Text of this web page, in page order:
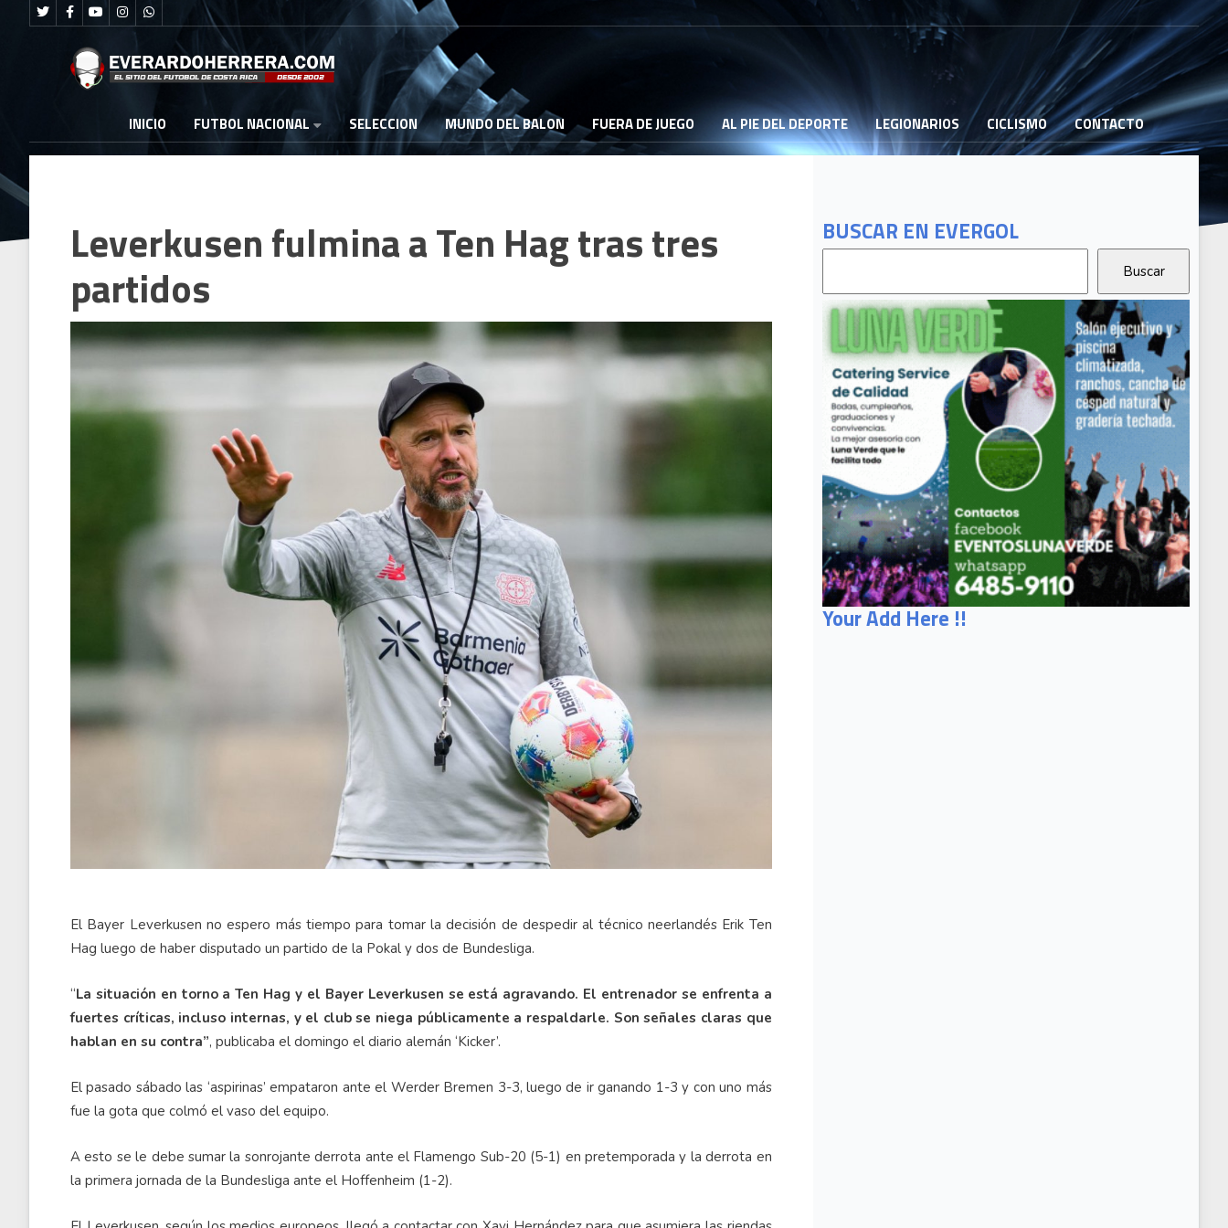
INICIO FUTBOL NACIONAL SELECCION MUNDO DEL BALON FUERA DE JUEGO AL PIE DEL DEPORTE LEGIONARIOS CICLISMO CONTACTO
BUSCAR EN EVERGOL
Your Add Here !!
Leverkusen fulmina a Ten Hag tras tres
partidos
El Bayer Leverkusen no espero más tiempo para tomar la decisión de despedir al técnico neerlandés Erik Ten
Hag luego de haber disputado un partido de la Pokal y dos de Bundesliga.
“La situación en torno a Ten Hag y el Bayer Leverkusen se está agravando. El entrenador se enfrenta a
fuertes críticas, incluso internas, y el club se niega públicamente a respaldarle. Son señales claras que
hablan en su contra”, publicaba el domingo el diario alemán ‘Kicker’.
El pasado sábado las ‘aspirinas’ empataron ante el Werder Bremen 3-3, luego de ir ganando 1-3 y con uno más
fue la gota que colmó el vaso del equipo.
A esto se le debe sumar la sonrojante derrota ante el Flamengo Sub-20 (5-1) en pretemporada y la derrota en
la primera jornada de la Bundesliga ante el Hoffenheim (1-2).